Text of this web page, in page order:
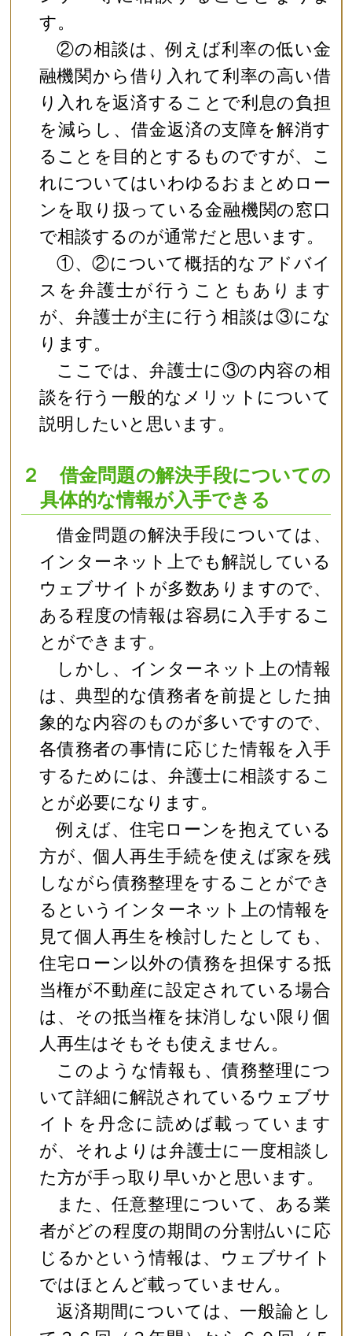
す。
②の相談は、例えば利率の低い金
融機関から借り入れて利率の高い借
り入れを返済することで利息の負担
を減らし、借金返済の支障を解消す
ることを目的とするものですが、こ
れについてはいわゆるおまとめロー
ンを取り扱っている金融機関の窓口
で相談するのが通常だと思います。
①、②について概括的なアドバイ
スを弁護士が行うこともあります
が、弁護士が主に行う相談は③にな
ります。
ここでは、弁護士に③の内容の相
談を行う一般的なメリットについて
説明したいと思います。
２ 借金問題の解決手段についての
具体的な情報が入手できる
借金問題の解決手段については、
インターネット上でも解説している
ウェブサイトが多数ありますので、
ある程度の情報は容易に入手するこ
とができます。
しかし、インターネット上の情報
は、典型的な債務者を前提とした抽
象的な内容のものが多いですので、
各債務者の事情に応じた情報を入手
するためには、弁護士に相談するこ
とが必要になります。
例えば、住宅ローンを抱えている
方が、個人再生手続を使えば家を残
しながら債務整理をすることができ
るというインターネット上の情報を
見て個人再生を検討したとしても、
住宅ローン以外の債務を担保する抵
当権が不動産に設定されている場合
は、その抵当権を抹消しない限り個
人再生はそもそも使えません。
このような情報も、債務整理につ
いて詳細に解説されているウェブサ
イトを丹念に読めば載っています
が、それよりは弁護士に一度相談し
た方が手っ取り早いかと思います。
また、任意整理について、ある業
者がどの程度の期間の分割払いに応
じるかという情報は、ウェブサイト
ではほとんど載っていません。
返済期間については、一般論とし